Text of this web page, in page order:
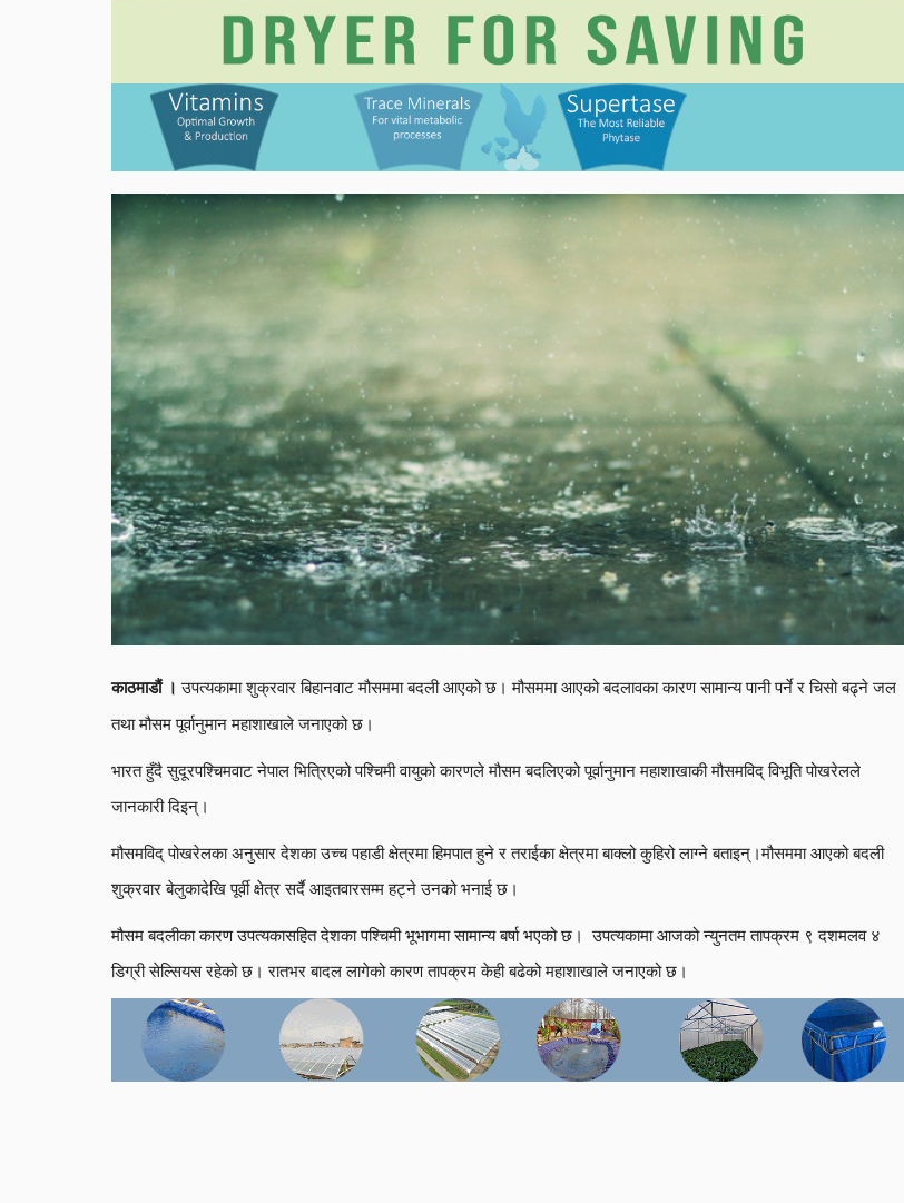
काठमाडौं । उपत्यकामा शुक्रवार बिहानवाट मौसममा बदली आएको छ। मौसममा आएको बदलावका कारण सामान्य पानी पर्ने र चिसो बढ्ने जल
तथा मौसम पूर्वानुमान महाशाखाले जनाएको छ।
भारत हुँदै सुदूरपश्चिमवाट नेपाल भित्रिएको पश्चिमी वायुको कारणले मौसम बदलिएको पूर्वानुमान महाशाखाकी मौसमविद् विभूति पोखरेलले
जानकारी दिइन्।
मौसमविद् पोखरेलका अनुसार देशका उच्च पहाडी क्षेत्रमा हिमपात हुने र तराईका क्षेत्रमा बाक्लो कुहिरो लाग्ने बताइन्।मौसममा आएको बदली
शुक्रवार बेलुकादेखि पूर्वी क्षेत्र सर्दै आइतवारसम्म हट्ने उनको भनाई छ।
मौसम बदलीका कारण उपत्यकासहित देशका पश्चिमी भूभागमा सामान्य बर्षा भएको छ। उपत्यकामा आजको न्युनतम तापक्रम ९ दशमलव ४
डिग्री सेल्सियस रहेको छ। रातभर बादल लागेको कारण तापक्रम केही बढेको महाशाखाले जनाएको छ।